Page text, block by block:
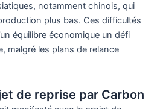
notamment chinois, qui
plus bas. Ces difficultés
équilibre économique un défi
malgré les plans de relance
de reprise par Carbon